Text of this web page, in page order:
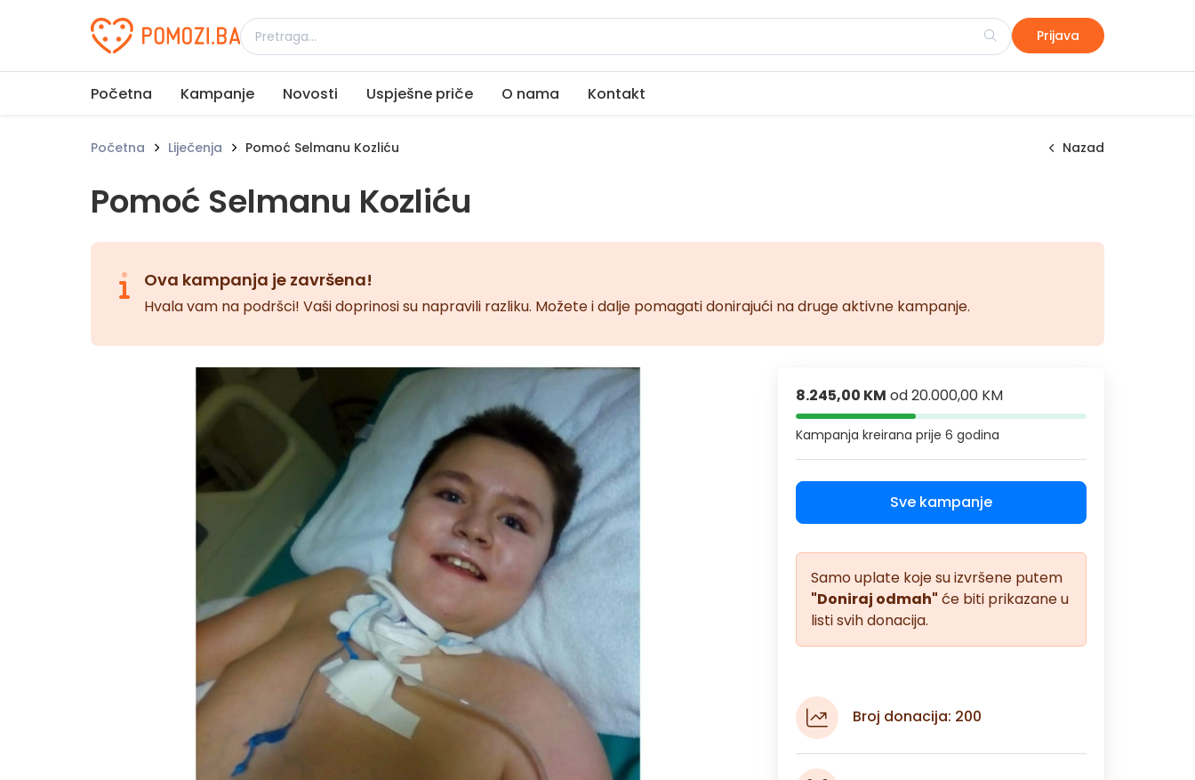
Udruženje Pomozi.ba Prijava
Početna Kampanje Novosti Uspješne priče O nama Kontakt
Početna Liječenja Pomoć Selmanu Kozliću Nazad
Pomoć Selmanu Kozliću
Ova kampanja je završena!
Hvala vam na podršci! Vaši doprinosi su napravili razliku. Možete i dalje pomagati donirajući na druge aktivne kampanje.
8.245,00 KM od20.000,00 KM
Kampanja kreiranaprije 6 godina
Sve kampanje
Samo uplate koje su izvršene putem
"Doniraj odmah" će biti prikazane u
listi svih donacija.
Broj donacija: 200